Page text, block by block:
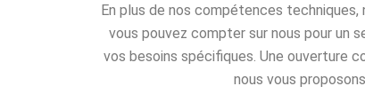
En plus de nos compétences
vous pouvez compter sur nous pour un
vos besoins spécifiques. Une ouverture
nous vous